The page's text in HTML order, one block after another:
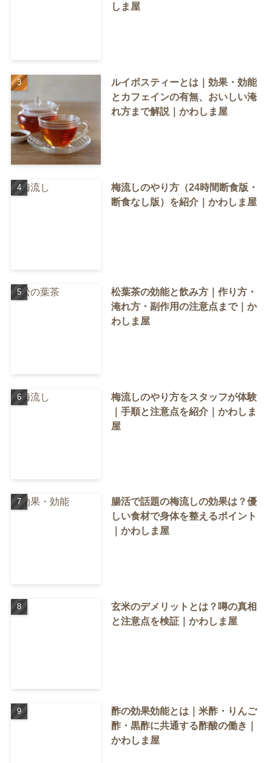
しま屋
ルイボスティーとは｜効果・効能
とカフェインの有無、おいしい淹
れ方まで解説｜かわしま屋
梅流しのやり方（24時間断食版・
断食なし版）を紹介｜かわしま屋
松葉茶の効能と飲み方｜作り方・
淹れ方・副作用の注意点まで｜か
わしま屋
梅流しのやり方をスタッフが体験
｜手順と注意点を紹介｜かわしま
屋
腸活で話題の梅流しの効果は？優
しい食材で身体を整えるポイント
｜かわしま屋
玄米のデメリットとは？噂の真相
と注意点を検証｜かわしま屋
酢の効果効能とは｜米酢・りんご
酢・黒酢に共通する酢酸の働き｜
かわしま屋